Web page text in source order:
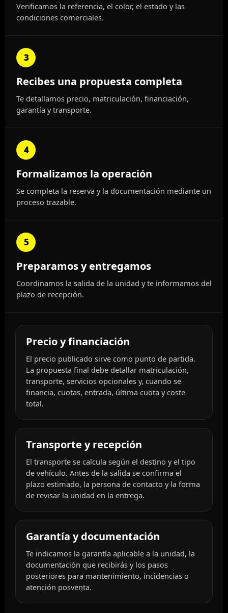
Verificamos la referencia, el color, el estado y las
condiciones comerciales.
3
Recibes una propuesta completa
Te detallamos precio, matriculación, financiación,
garantía y transporte.
4
Formalizamos la operación
Se completa la reserva y la documentación mediante un
proceso trazable.
5
Preparamos y entregamos
Coordinamos la salida de la unidad y te informamos del
plazo de recepción.
Precio y financiación
El precio publicado sirve como punto de partida.
La propuesta final debe detallar matriculación,
transporte, servicios opcionales y, cuando se
financia, cuotas, entrada, última cuota y coste
total.
Transporte y recepción
El transporte se calcula según el destino y el tipo
de vehículo. Antes de la salida se confirma el
plazo estimado, la persona de contacto y la forma
de revisar la unidad en la entrega.
Garantía y documentación
Te indicamos la garantía aplicable a la unidad, la
documentación que recibirás y los pasos
posteriores para mantenimiento, incidencias o
atención posventa.